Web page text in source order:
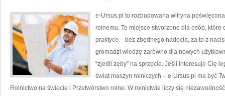
e-Ursus.pl to rozbudowana witryna
rolnemu. To miejsce stworzone dla osób,
praktyce – bez zbędnego nadęcia, za to z
gromadzi wiedzę zarówno dla nowych
“zjedli zęby” na sprzęcie. Jeśli interesuje Cię
świat maszyn rolniczych – e-Ursus.pl ma być
Rolnictwo na świecie i Przetwórstwo rolne. W rolnictwie liczy się